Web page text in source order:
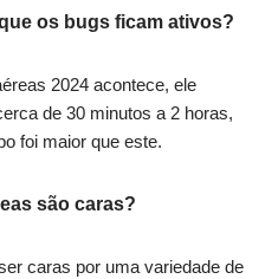
os bugs ficam ativos?
2024 acontece, ele
de 30 minutos a 2 horas,
foi maior que este.
são caras?
caras por uma variedade de